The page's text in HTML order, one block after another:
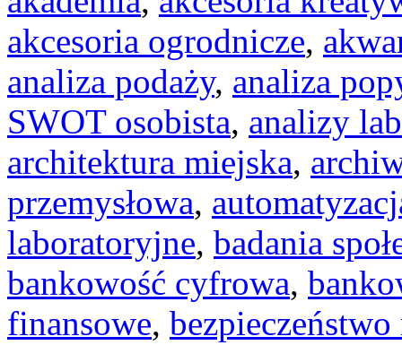
akcesoria ogrodnicze,
analiza podaży, analiza
SWOT osobista, analizy
architektura miejska,
przemysłowa,
laboratoryjne, badania
bankowość cyfrowa,
finansowe,